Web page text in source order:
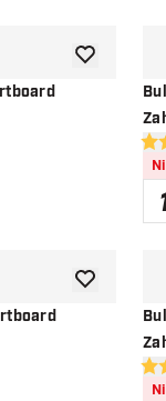
Zur
5
Zur
3.7